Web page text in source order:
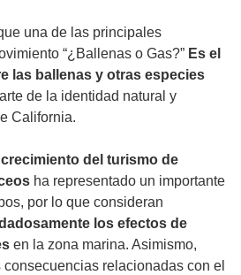
una de las principales
“¿Ballenas o Gas?” Es el
las ballenas y otras especies
de la identidad natural y
California.
del turismo de
ha representado un importante
por lo que consideran
los efectos de
en la zona marina. Asimismo,
relacionadas con el